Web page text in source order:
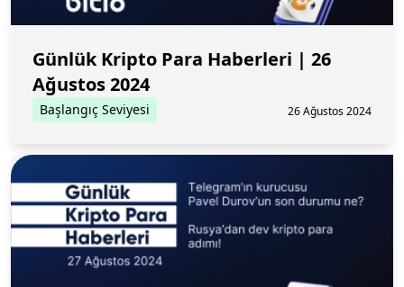
Günlük Kripto Para Haberleri | 26
Ağustos 2024
Başlangıç Seviyesi 26 Ağustos 2024